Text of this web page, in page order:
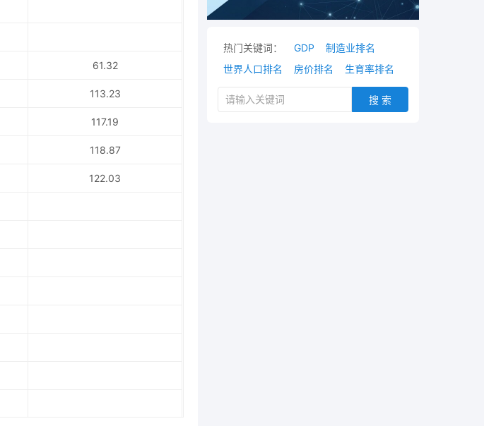
61.32
113.23
117.19
118.87
122.03
热门关键词： GDP
制造业排名
世界人口排名
房价排名 生育率排名
搜 索